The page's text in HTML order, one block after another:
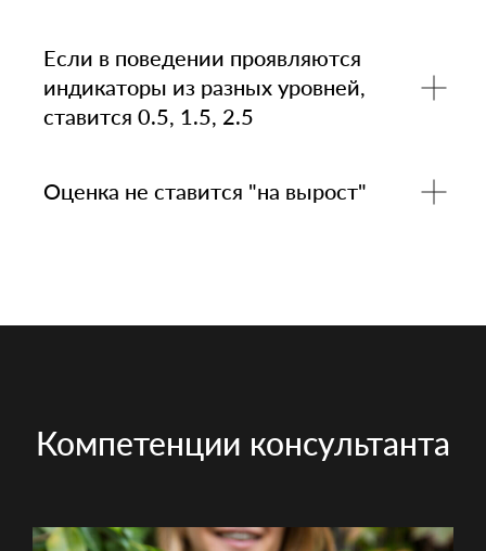
Если в поведении проявляются
индикаторы из разных уровней,
ставится 0.5, 1.5, 2.5
Оценка не ставится "на вырост"
Компетенции консультанта